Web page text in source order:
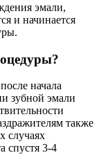
эмали,
и начинается
начала
зубной эмали
также
случаях
спустя 3-4